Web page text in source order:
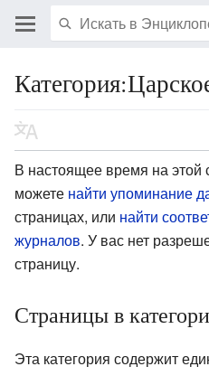
В настоящее время на этой
можете найти упоминание
страницах, или найти
журналов. У вас нет
страницу.
Страницы в
Эта категория содержит